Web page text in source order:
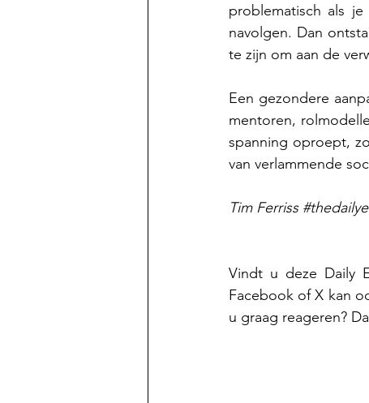
problematisch als
navolgen. Dan
te zijn om aan de
Een gezondere
mentoren,
spanning oproept,
van verlammende
Tim Ferriss
Vindt u deze Daily
Facebook of X kan
u graag reageren?